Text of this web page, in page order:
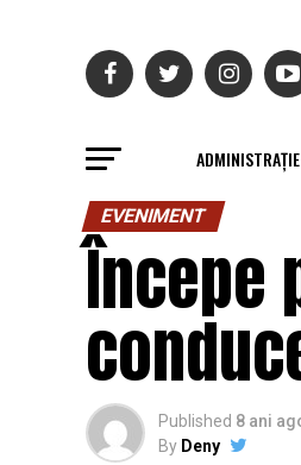
EVENIMENT
Începe
Published 8 ani
By Deny